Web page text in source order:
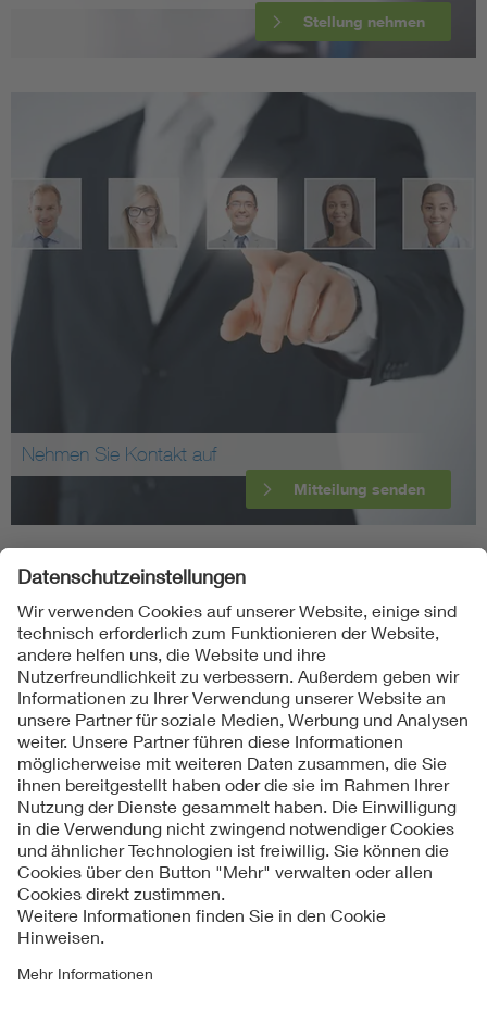
Stellung nehmen
Nehmen Sie Kontakt auf
Mitteilung senden
Folgen Sie uns
Kontakt
Impressum
Datenschutzinformationen
Cookie Hinweise
Compliance